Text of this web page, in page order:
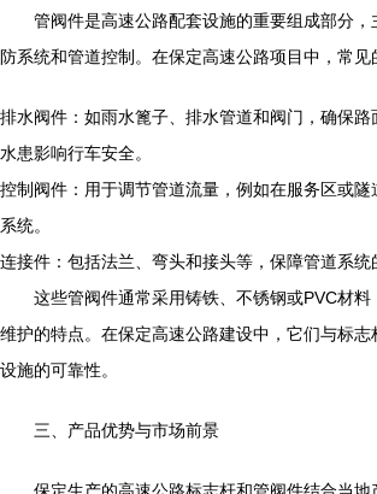
管阀件是高速公路配套设施的重要组成部分
防系统和管道控制。在保定高速公路项目中，常见
排水阀件：如雨水篦子、排水管道和阀门，确保路
水患影响行车安全。
控制阀件：用于调节管道流量，例如在服务区或
系统。
连接件：包括法兰、弯头和接头等，保障管道系统
这些管阀件通常采用铸铁、不锈钢或PVC材
维护的特点。在保定高速公路建设中，它们与标
设施的可靠性。
三、产品优势与市场前景